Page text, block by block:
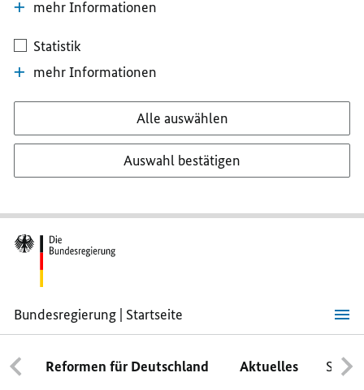
mehr Informationen
Statistik
mehr Informationen
Alle auswählen
Auswahl bestätigen
Bundesregierung | Startseite
45
Millionen
Menschen
auf Reformen für Deutschland Aktuelles